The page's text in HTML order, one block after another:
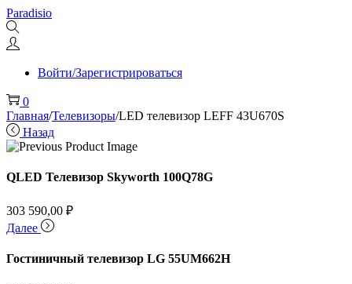
Перейти
к
навигации
Перейти
к
содержимому
Paradisio
Войти/Зарегистрироваться
0
Главная/Телевизоры/LED телевизор LEFF 43U670S
Назад
QLED Телевизор Skyworth 100Q78G
303 590,00 ₽
Далее
Гостиничный телевизор LG 55UM662H